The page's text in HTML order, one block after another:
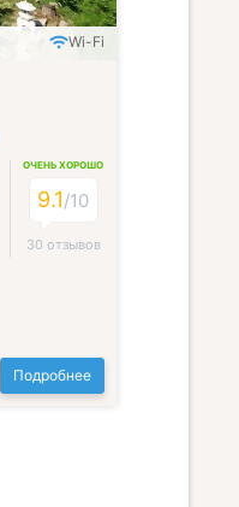
Wi-Fi
ОЧЕНЬ ХОРОШО
9.1/10
30 отзывов
Подробнее